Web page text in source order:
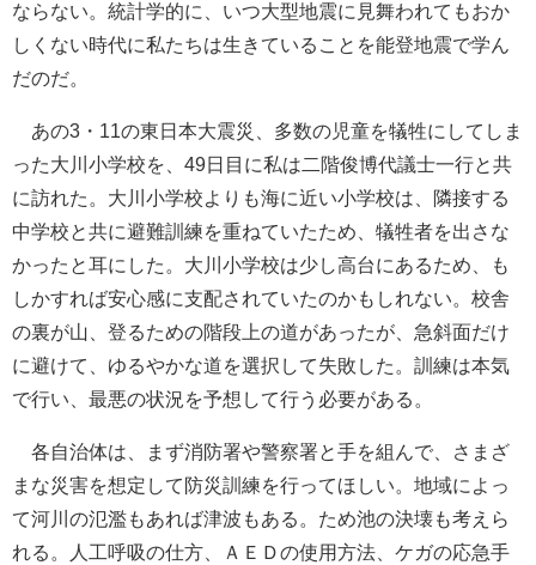
ならない。統計学的に、いつ大型地震に見舞われてもおか
しくない時代に私たちは生きていることを能登地震で学ん
だのだ。
あの3・11の東日本大震災、多数の児童を犠牲にしてしま
った大川小学校を、49日目に私は二階俊博代議士一行と共
に訪れた。大川小学校よりも海に近い小学校は、隣接する
中学校と共に避難訓練を重ねていたため、犠牲者を出さな
かったと耳にした。大川小学校は少し高台にあるため、も
しかすれば安心感に支配されていたのかもしれない。校舎
の裏が山、登るための階段上の道があったが、急斜面だけ
に避けて、ゆるやかな道を選択して失敗した。訓練は本気
で行い、最悪の状況を予想して行う必要がある。
各自治体は、まず消防署や警察署と手を組んで、さまざ
まな災害を想定して防災訓練を行ってほしい。地域によっ
て河川の氾濫もあれば津波もある。ため池の決壊も考えら
れる。人工呼吸の仕方、ＡＥＤの使用方法、ケガの応急手